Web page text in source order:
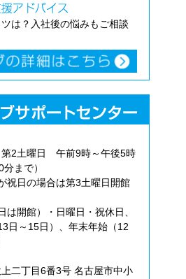
は？入社後の悩みもご相談
第2土曜日 午前9時～午後5時
まで）
祝日の場合は第3土曜日開館
は開館）・日曜日・祝休日、
日～15日）、年末年始（12
二丁目6番3号 名古屋市中小